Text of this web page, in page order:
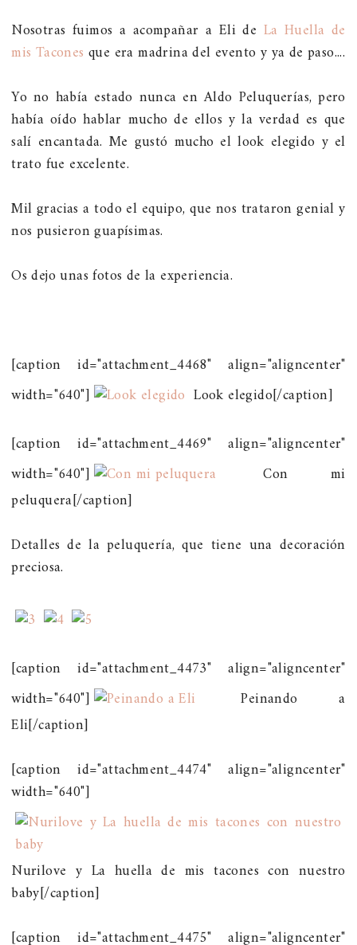
Nosotras fuimos a acompañar a Eli de La Huella de
mis Tacones que era madrina del evento y ya de paso....
Yo no había estado nunca en Aldo Peluquerías, pero
había oído hablar mucho de ellos y la verdad es que
salí encantada. Me gustó mucho el look elegido y el
trato fue excelente.
Mil gracias a todo el equipo, que nos trataron genial y
nos pusieron guapísimas.
Os dejo unas fotos de la experiencia.
[caption id="attachment_4468" align="aligncenter"
width="640"]
Look elegido[/caption]
[caption id="attachment_4469" align="aligncenter"
width="640"]
Con mi
peluquera[/caption]
Detalles de la peluquería, que tiene una decoración
preciosa.
[caption id="attachment_4473" align="aligncenter"
width="640"]
Peinando a
Eli[/caption]
[caption id="attachment_4474" align="aligncenter"
width="640"]
Nurilove y La huella de mis tacones con nuestro
baby[/caption]
[caption id="attachment_4475" align="aligncenter"